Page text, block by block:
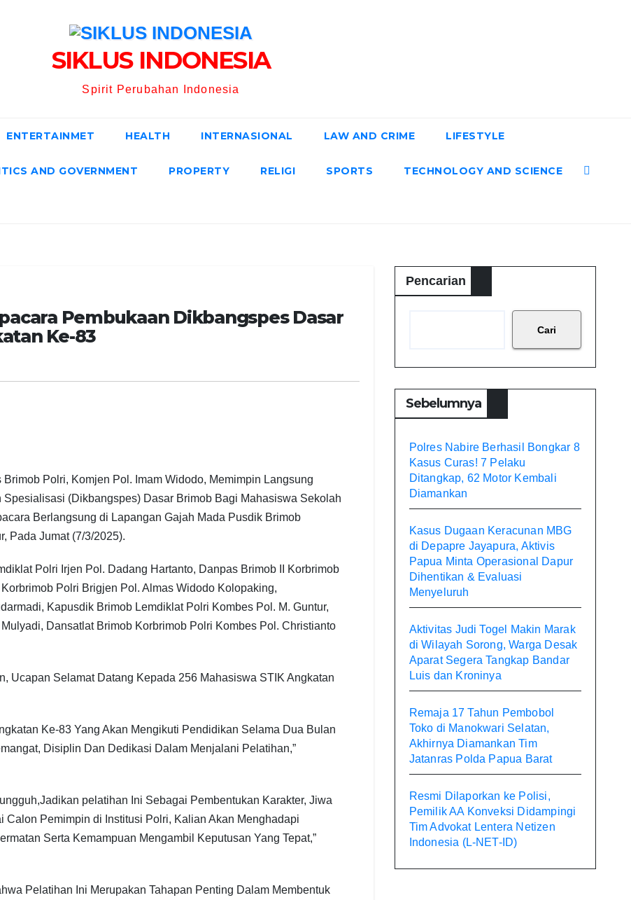
SIKLUS INDONESIA
Spirit Perubahan Indonesia
ENTERTAINMET HEALTH INTERNASIONAL LAW AND CRIME LIFESTYLE
AND GOVERNMENT PROPERTY RELIGI SPORTS TECHNOLOGY AND SCIENCE
Pembukaan Dikbangspes Dasar
Ke-83
Polri, Komjen Pol. Imam Widodo, Memimpin Langsung
(Dikbangspes) Dasar Brimob Bagi Mahasiswa Sekolah
Berlangsung di Lapangan Gajah Mada Pusdik Brimob
Pada Jumat (7/3/2025).
Polri Irjen Pol. Dadang Hartanto, Danpas Brimob II Korbrimob
Polri Brigjen Pol. Almas Widodo Kolopaking,
Kapusdik Brimob Lemdiklat Polri Kombes Pol. M. Guntur,
Dansatlat Brimob Korbrimob Polri Kombes Pol. Christianto
Ucapan Selamat Datang Kepada 256 Mahasiswa STIK Angkatan
Ke-83 Yang Akan Mengikuti Pendidikan Selama Dua Bulan
Disiplin Dan Dedikasi Dalam Menjalani Pelatihan,”
pelatihan Ini Sebagai Pembentukan Karakter, Jiwa
Calon Pemimpin di Institusi Polri, Kalian Akan Menghadapi
Serta Kemampuan Mengambil Keputusan Yang Tepat,”
Pelatihan Ini Merupakan Tahapan Penting Dalam Membentuk
Pencarian
Cari
Sebelumnya
Polres Nabire Berhasil Bongkar 8
Kasus Curas! 7 Pelaku
Ditangkap, 62 Motor Kembali
Diamankan
Kasus Dugaan Keracunan MBG
di Depapre Jayapura, Aktivis
Papua Minta Operasional Dapur
Dihentikan & Evaluasi
Menyeluruh
Aktivitas Judi Togel Makin Marak
di Wilayah Sorong, Warga Desak
Aparat Segera Tangkap Bandar
Luis dan Kroninya
Remaja 17 Tahun Pembobol
Toko di Manokwari Selatan,
Akhirnya Diamankan Tim
Jatanras Polda Papua Barat
Resmi Dilaporkan ke Polisi,
Pemilik AA Konveksi Didampingi
Tim Advokat Lentera Netizen
Indonesia (L-NET-ID)